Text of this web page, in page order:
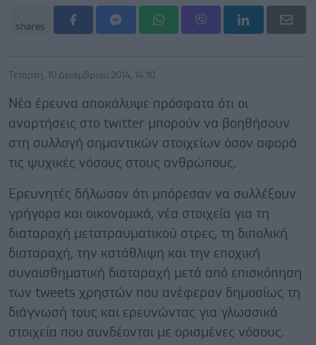
shares
Τετάρτη, 10 Δεκεμβρίου 2014, 14:10
Νέα έρευνα αποκάλυψε πρόσφατα ότι οι
αναρτήσεις στο twitter μπορούν να βοηθήσουν
στη συλλογή σημαντικών στοιχείων όσον αφορά
τις ψυχικές νόσους στους ανθρώπους.
Ερευνητές δήλωσαν ότι μπόρεσαν να συλλέξουν
γρήγορα και οικονομικά, νέα στοιχεία για τη
διαταραχή μετατραυματικού στρες, τη διπολική
διαταραχή, την κατάθλιψη και την εποχική
συναισθηματική διαταραχή μετά από επισκόπηση
των tweets χρηστών που ανέφεραν δημοσίως τη
διάγνωσή τους και ερευνώντας για γλωσσικά
στοιχεία που συνδέονται με ορισμένες νόσους.